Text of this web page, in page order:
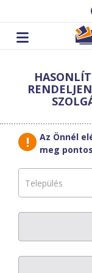
Ez a csomag
címén.Megnézem
vissza a
AZ ELŐFIZETÉS
Az Önnél
meg